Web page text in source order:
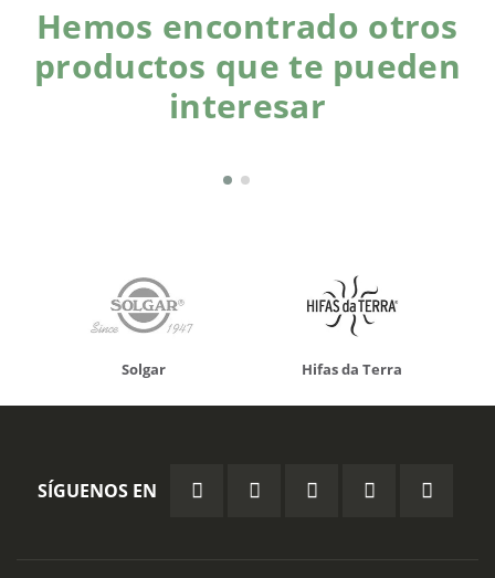
Hemos encontrado otros
productos que te pueden
interesar
Solgar Hifas da Terra
SÍGUENOS EN